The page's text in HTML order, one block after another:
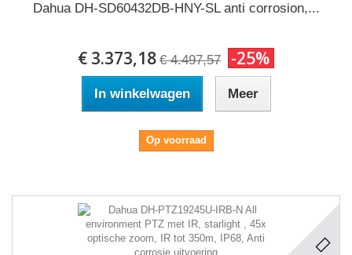
Dahua DH-SD60432DB-HNY-SL anti corrosion,...
€ 3.373,18 € 4.497,57 -25%
In winkelwagen Meer
Op voorraad